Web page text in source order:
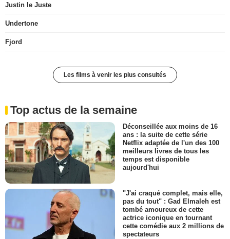
Justin le Juste
Undertone
Fjord
Les films à venir les plus consultés
Top actus de la semaine
Déconseillée aux moins de 16
ans : la suite de cette série
Netflix adaptée de l'un des 100
meilleurs livres de tous les
temps est disponible
aujourd'hui
"J'ai craqué complet, mais elle,
pas du tout" : Gad Elmaleh est
tombé amoureux de cette
actrice iconique en tournant
cette comédie aux 2 millions de
spectateurs